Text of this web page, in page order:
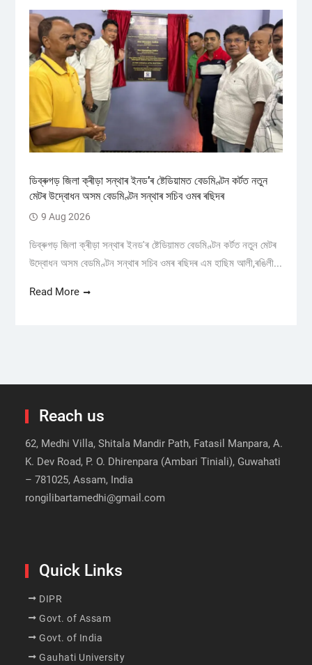
ডিব্ৰুগড় জিলা ক্ৰীড়া সন্থাৰ ইনড’ৰ ষ্টেডিয়ামত বেডমিণ্টন কৰ্টত নতুন
মেটৰ উদ্বোধন অসম বেডমিণ্টন সন্থাৰ সচিব ওমৰ ৰছিদৰ
9 Aug 2026
ডিব্ৰুগড় জিলা ক্ৰীড়া সন্থাৰ ইনড'ৰ ষ্টেডিয়ামত বেডমিণ্টন কৰ্টত নতুন মেটৰ
উদ্বোধন অসম বেডমিণ্টন সন্থাৰ সচিব ওমৰ ৰছিদৰ এম হাছিম আলী,ৰঙিলী...
Read More
Reach us
62, Medhi Villa, Shitala Mandir Path, Fatasil Manpara, A.
K. Dev Road, P. O. Dhirenpara (Ambari Tiniali), Guwahati
– 781025, Assam, India
rongilibartamedhi@gmail.com
Quick Links
DIPR
Govt. of Assam
Govt. of India
Gauhati University